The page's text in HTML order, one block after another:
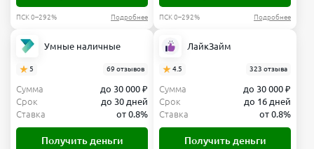
ПСК 0–292% Подробнее ПСК 0–292% Подробнее
Умные наличные
5 69 отзывов
Сумма
до 30 000 ₽
Срок
до 30 дней
Ставка
от 0.8%
Получить деньги
ЛайкЗайм
4.5 323 отзыва
Сумма
до 30 000 ₽
Срок
до 16 дней
Ставка
от 0.8%
Получить деньги